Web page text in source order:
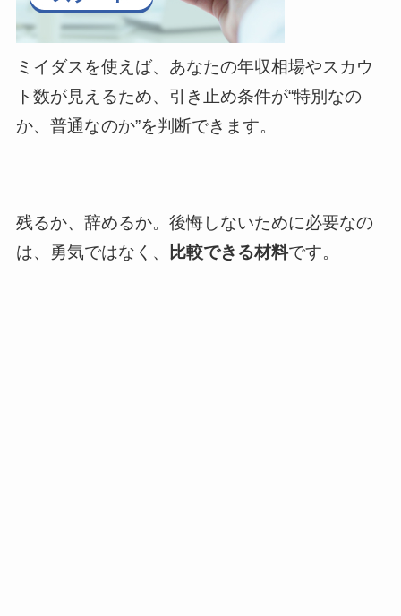
ミイダスを使えば、あなたの年収相場やスカウ
ト数が見えるため、引き止め条件が“特別なの
か、普通なのか”を判断できます。
残るか、辞めるか。後悔しないために必要なの
は、勇気ではなく、
比較できる材料です。